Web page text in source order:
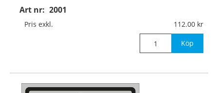
Art nr: 2001
Med aluminiumskena
350x10x3 mm
Pris exkl. 112.00
Köp